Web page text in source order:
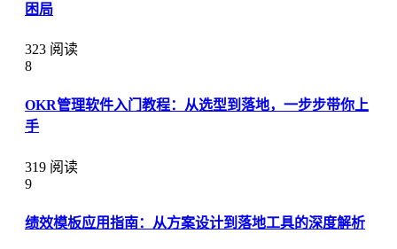
困局
323 阅读
8
OKR管理软件入门教程：从选型到落地，一步步带你上
手
319 阅读
9
绩效模板应用指南：从方案设计到落地工具的深度解析